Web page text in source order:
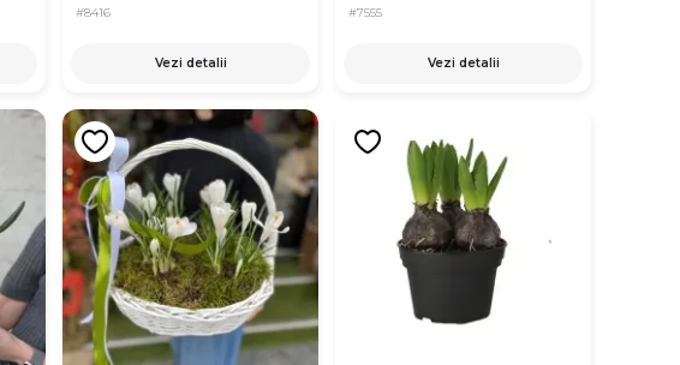
#8416
Vezi detalii
#7555
Vezi detalii